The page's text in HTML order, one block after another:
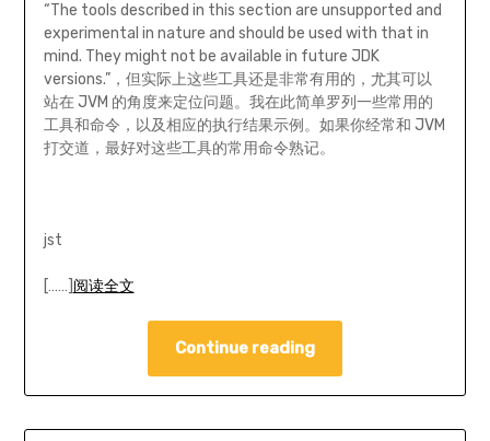
“The tools described in this section are unsupported and
experimental in nature and should be used with that in
mind. They might not be available in future JDK
versions.”，但实际上这些工具还是非常有用的，尤其可以
站在 JVM 的角度来定位问题。我在此简单罗列一些常用的
工具和命令，以及相应的执行结果示例。如果你经常和 JVM
打交道，最好对这些工具的常用命令熟记。
jst
[……] 阅读全文
Continue reading